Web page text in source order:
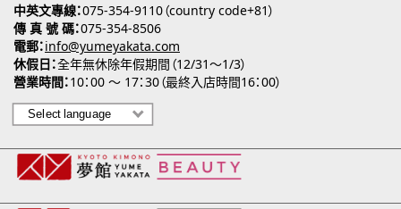
中英文專線 075-354-9110（country code+81）
傳 真 號 碼 075-354-8506
電郵 info@yumeyakata.com
休假日 全年無休除年假期間（12/31～1/3）
營業時間 10：00 ～ 17：30（最終入店時間16：00）